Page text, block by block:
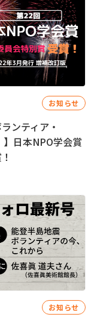
お知らせ
ンティア・
日本NPO学会賞
お知らせ